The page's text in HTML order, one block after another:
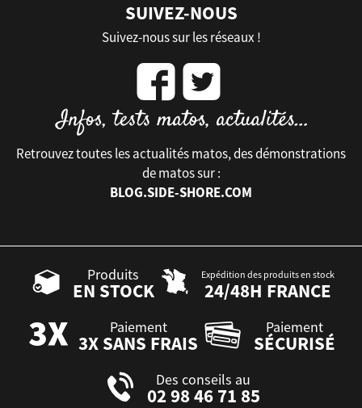
SUIVEZ-NOUS
Suivez-nous sur les réseaux !
Retrouvez toutes les actualités matos, des démonstrations
de matos sur :
BLOG.SIDE-SHORE.COM
Produits
EN STOCK
Expédition des produits en stock
24/48H FRANCE
Paiement
3X SANS FRAIS
Paiement
SÉCURISÉ
Des conseils au
02 98 46 71 85